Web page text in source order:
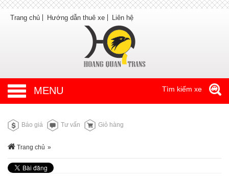
Trang chủ Hướng dẫn thuê xe Liên hệ
MENU Tìm kiếm xe
Báo giá Tư vấn Giỏ hàng
Trang chủ »